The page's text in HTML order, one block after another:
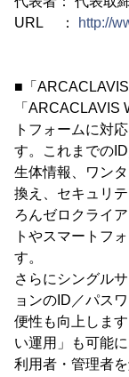
URL ：
http://
■「
「ARCACLAVIS
トフォームに対
す。これまでの
生体情報、ワン
換え、セキュリ
ろんゼロクライ
トやスマートフ
す。
さらにシングル
ョンのID／パス
便性も向上しま
い運用」も可能
利用者・管理者を